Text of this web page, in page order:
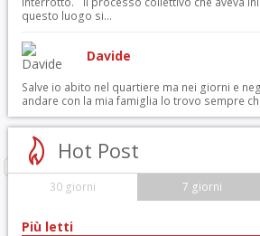
questo luogo si...
Davide
Salve io abito nel quartiere ma nei giorni e
andare con la mia famiglia lo trovo sempre
Hot Post
30 giorni 7 giorni
Più letti